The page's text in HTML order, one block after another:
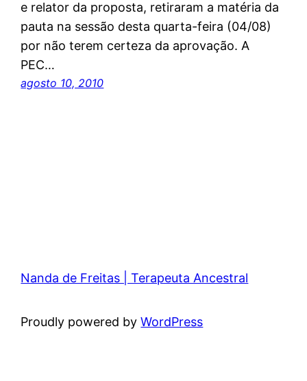
e relator da proposta, retiraram a matéria da
pauta na sessão desta quarta-feira (04/08)
por não terem certeza da aprovação. A
PEC…
agosto 10, 2010
Nanda de Freitas | Terapeuta Ancestral
Proudly powered byWordPress